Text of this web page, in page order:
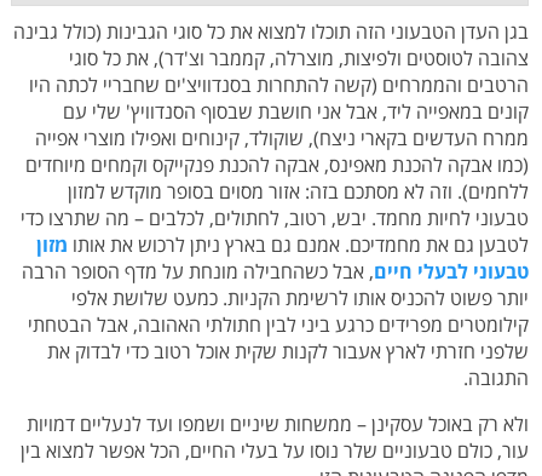
בגן העדן הטבעוני הזה תוכלו למצוא את כל סוגי הגבינות (כולל גבינה
צהובה לטוסטים ולפיצות, מוצרלה, קממבר וצ'דר), את כל סוגי
הרטבים והממרחים (קשה להתחרות בסנדוויצ'ים שחבריי לכתה היו
קונים במאפייה ליד, אבל אני חושבת שבסוף הסנדוויץ' שלי עם
ממרח העדשים בקארי ניצח), שוקולד, קינוחים ואפילו מוצרי אפייה
(כמו אבקה להכנת מאפינס, אבקה להכנת פנקייקס וקמחים מיוחדים
ללחמים). וזה לא מסתכם בזה: אזור מסוים בסופר מוקדש למזון
טבעוני לחיות מחמד. יבש, רטוב, לחתולים, לכלבים – מה שתרצו כדי
לטבען גם את מחמדיכם. אמנם גם בארץ ניתן לרכוש את אותו מזון
טבעוני לבעלי חיים, אבל כשהחבילה מונחת על מדף הסופר הרבה
יותר פשוט להכניס אותו לרשימת הקניות. כמעט שלושת אלפי
קילומטרים מפרידים כרגע ביני לבין חתולתי האהובה, אבל הבטחתי
שלפני חזרתי לארץ אעבור לקנות שקית אוכל רטוב כדי לבדוק את
התגובה.
ולא רק באוכל עסקינן – ממשחות שיניים ושמפו ועד לנעליים דמויות
עור, כולם טבעוניים שלר נוסו על בעלי החיים, הכל אפשר למצוא בין